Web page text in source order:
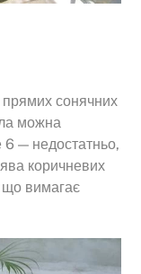
прямих сонячних
можна
6 — недостатньо,
коричневих
що вимагає